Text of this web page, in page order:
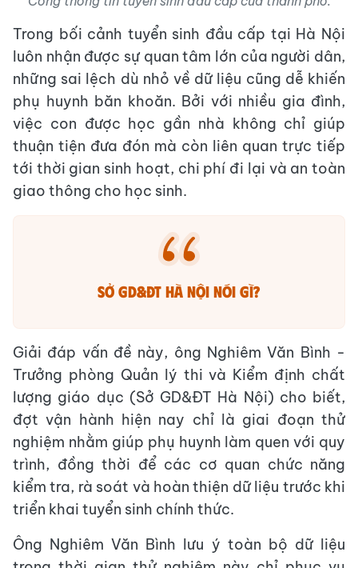
Trong bối cảnh tuyển sinh đầu cấp tại Hà Nội
luôn nhận được sự quan tâm lớn của người dân,
những sai lệch dù nhỏ về dữ liệu cũng dễ khiến
phụ huynh băn khoăn. Bởi với nhiều gia đình,
việc con được học gần nhà không chỉ giúp
thuận tiện đưa đón mà còn liên quan trực tiếp
tới thời gian sinh hoạt, chi phí đi lại và an toàn
giao thông cho học sinh.
Sở GD&ĐT Hà Nội nói gì?
Giải đáp vấn đề này, ông Nghiêm Văn Bình -
Trưởng phòng Quản lý thi và Kiểm định chất
lượng giáo dục (Sở GD&ĐT Hà Nội) cho biết,
đợt vận hành hiện nay chỉ là giai đoạn thử
nghiệm nhằm giúp phụ huynh làm quen với quy
trình, đồng thời để các cơ quan chức năng
kiểm tra, rà soát và hoàn thiện dữ liệu trước khi
triển khai tuyển sinh chính thức.
Ông Nghiêm Văn Bình lưu ý toàn bộ dữ liệu